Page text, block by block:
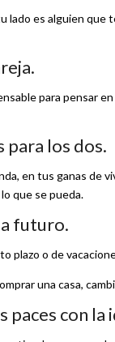
lado es alguien que
para pensar
para los dos.
en tus ganas de
que se pueda.
a futuro.
plazo o de
una casa,
paces con